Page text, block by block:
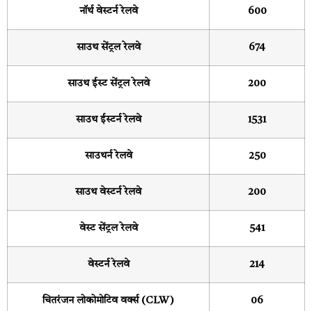
नॉर्थ वेस्टर्न रेलवे 600
साउथ सेंट्रल रेलवे 674
साउथ ईस्ट सेंट्रल रेलवे 200
साउथ ईस्टर्न रेलवे 1531
साउथर्न रेलवे 250
साउथ वेस्टर्न रेलवे 200
वेस्ट सेंट्रल रेलवे 541
वेस्टर्न रेलवे 214
चितरंजन लोकोमोटिव वर्क्स (CLW) 06